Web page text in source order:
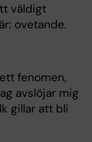
väldigt
ovetande.
fenomen,
avslöjar mig
gillar att bli